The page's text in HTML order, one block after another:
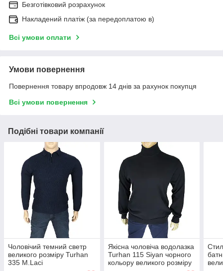
Безготівковий розрахунок
Накладений платіж (за передоплатою в)
Всі умови оплати
Умови повернення
Повернення товару впродовж 14 днів за рахунок покупця
Всі умови повернення
Подібні товари компанії
Чоловічий темний светр
великого розміру Turhan
335 M.Laci
Якісна чоловіча водолазка
Turhan 115 Siyan чорного
кольору великого розміру